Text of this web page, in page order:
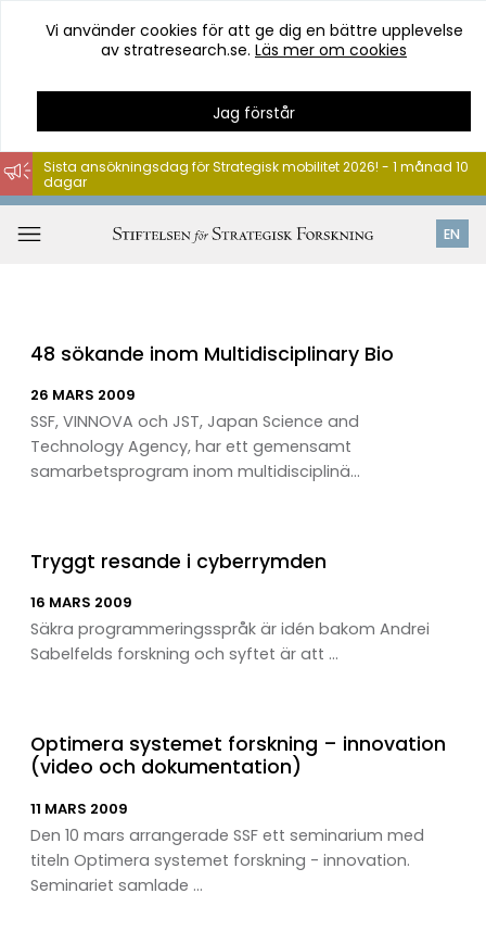
Hoppa
till
innehåll
Vi använder cookies för att ge dig en bättre upplevelse
av stratresearch.se. Läs mer om cookies
Jag förstår
EN
Sista ansökningsdag för Strategisk mobilitet 2026! - 1 månad 10
dagar
48 sökande inom Multidisciplinary Bio
26 MARS 2009
SSF, VINNOVA och JST, Japan Science and
Technology Agency, har ett gemensamt
samarbetsprogram inom multidisciplinä...
Tryggt resande i cyberrymden
16 MARS 2009
Säkra programmeringsspråk är idén bakom Andrei
Sabelfelds forskning och syftet är att ...
Optimera systemet forskning – innovation
(video och dokumentation)
11 MARS 2009
Den 10 mars arrangerade SSF ett seminarium med
titeln Optimera systemet forskning - innovation.
Seminariet samlade ...